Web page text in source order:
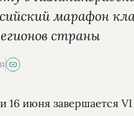
марафон
страны
16 июня завершается VI